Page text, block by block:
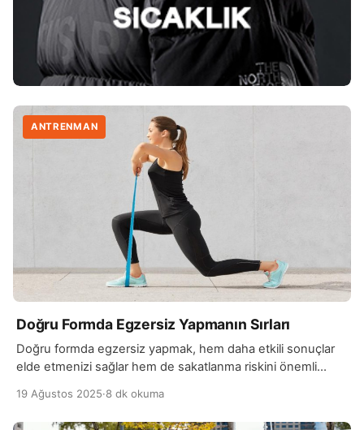
ANTRENMAN
Doğru Formda Egzersiz Yapmanın Sırları
Doğru formda egzersiz yapmak, hem daha etkili sonuçlar
elde etmenizi sağlar hem de sakatlanma riskini önemli
kas gruplarını hedeflemek ve hareketlerin her aşamasında
kontrollü olmak önemlidir. Örneğin, ağırlık kaldırırken sırtınızı
19 Ağustos 2025·8 dk okuma